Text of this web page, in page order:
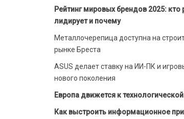
Рейтинг мировых брендов 2025: кто
лидирует и почему
Металлочерепица доступна на
рынке Бреста
ASUS делает ставку на ИИ-ПК и
нового поколения
Европа движется к
Как выстроить информационное